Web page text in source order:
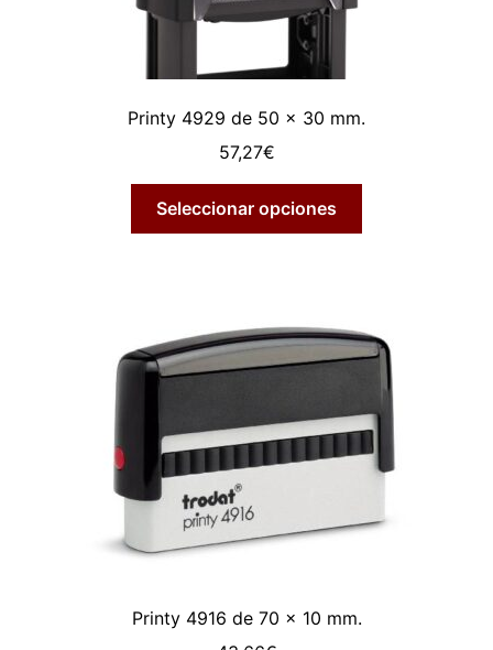
Printy 4929 de 50 x 30 mm.
57,27€
Seleccionar opciones
Printy 4916 de 70 x 10 mm.